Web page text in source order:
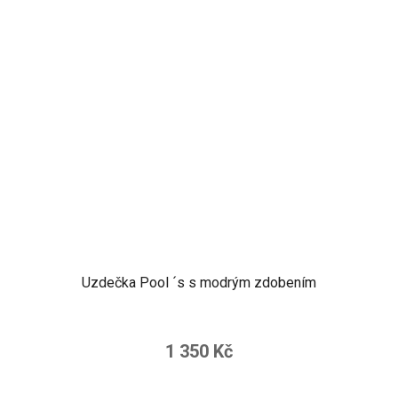
Uzdečka Pool ´s s modrým zdobením
1 350 Kč